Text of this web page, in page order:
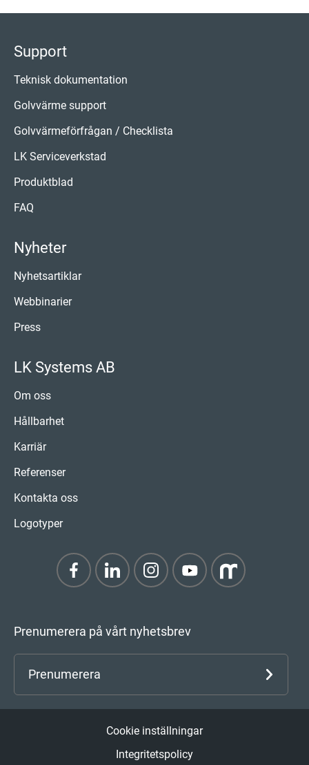
Support
Teknisk dokumentation
Golvvärme support
Golvvärmeförfrågan / Checklista
LK Serviceverkstad
Produktblad
FAQ
Nyheter
Nyhetsartiklar
Webbinarier
Press
LK Systems AB
Om oss
Hållbarhet
Karriär
Referenser
Kontakta oss
Logotyper
Prenumerera på vårt nyhetsbrev
Prenumerera
Cookie inställningar
Integritetspolicy